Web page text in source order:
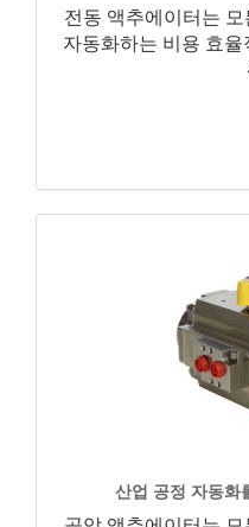
전동 액추에이터는
자동화하는 비용 효
산업 공정 자동화